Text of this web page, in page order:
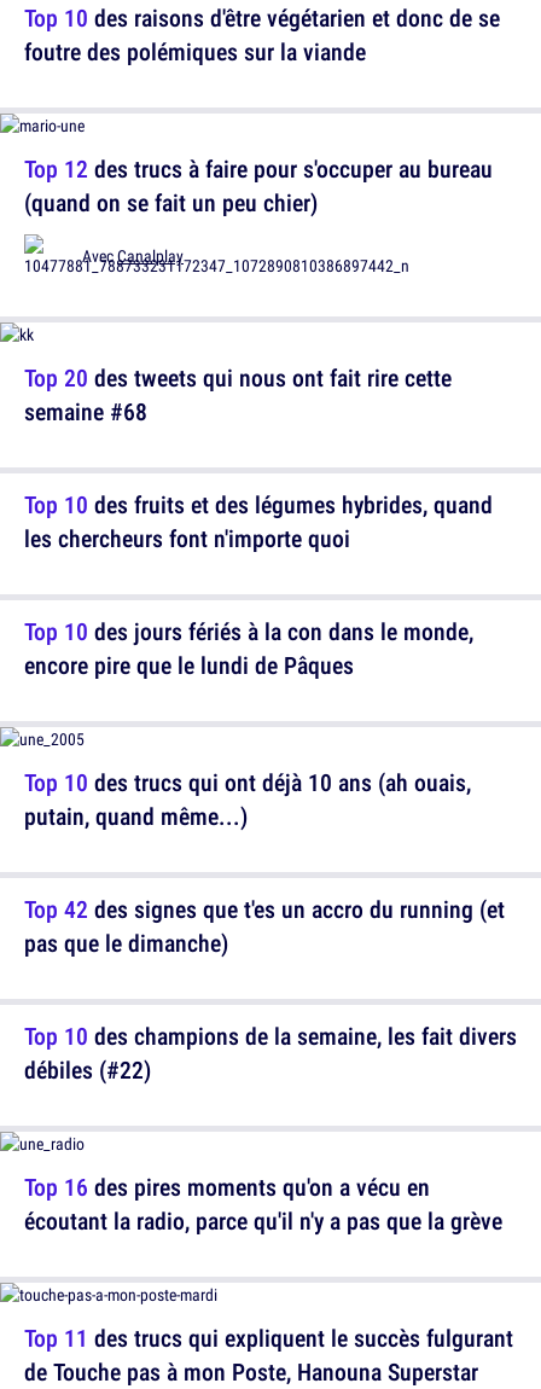
Top 10 des raisons d'être végétarien et donc de se
foutre des polémiques sur la viande
Top 20 des tweets qui nous ont fait rire cette
semaine #68
Top 10 des jours fériés à la con dans le monde,
encore pire que le lundi de Pâques
Top 42 des signes que t'es un accro du running (et
pas que le dimanche)
Top 16 des pires moments qu'on a vécu en
écoutant la radio, parce qu'il n'y a pas que la grève
Top 12 des trucs à faire pour s'occuper au bureau
(quand on se fait un peu chier)
AvecCanalplay
Top 10 des fruits et des légumes hybrides, quand
les chercheurs font n'importe quoi
Top 10 des trucs qui ont déjà 10 ans (ah ouais,
putain, quand même...)
Top 10 des champions de la semaine, les fait divers
débiles (#22)
Top 11 des trucs qui expliquent le succès fulgurant
de Touche pas à mon Poste, Hanouna Superstar